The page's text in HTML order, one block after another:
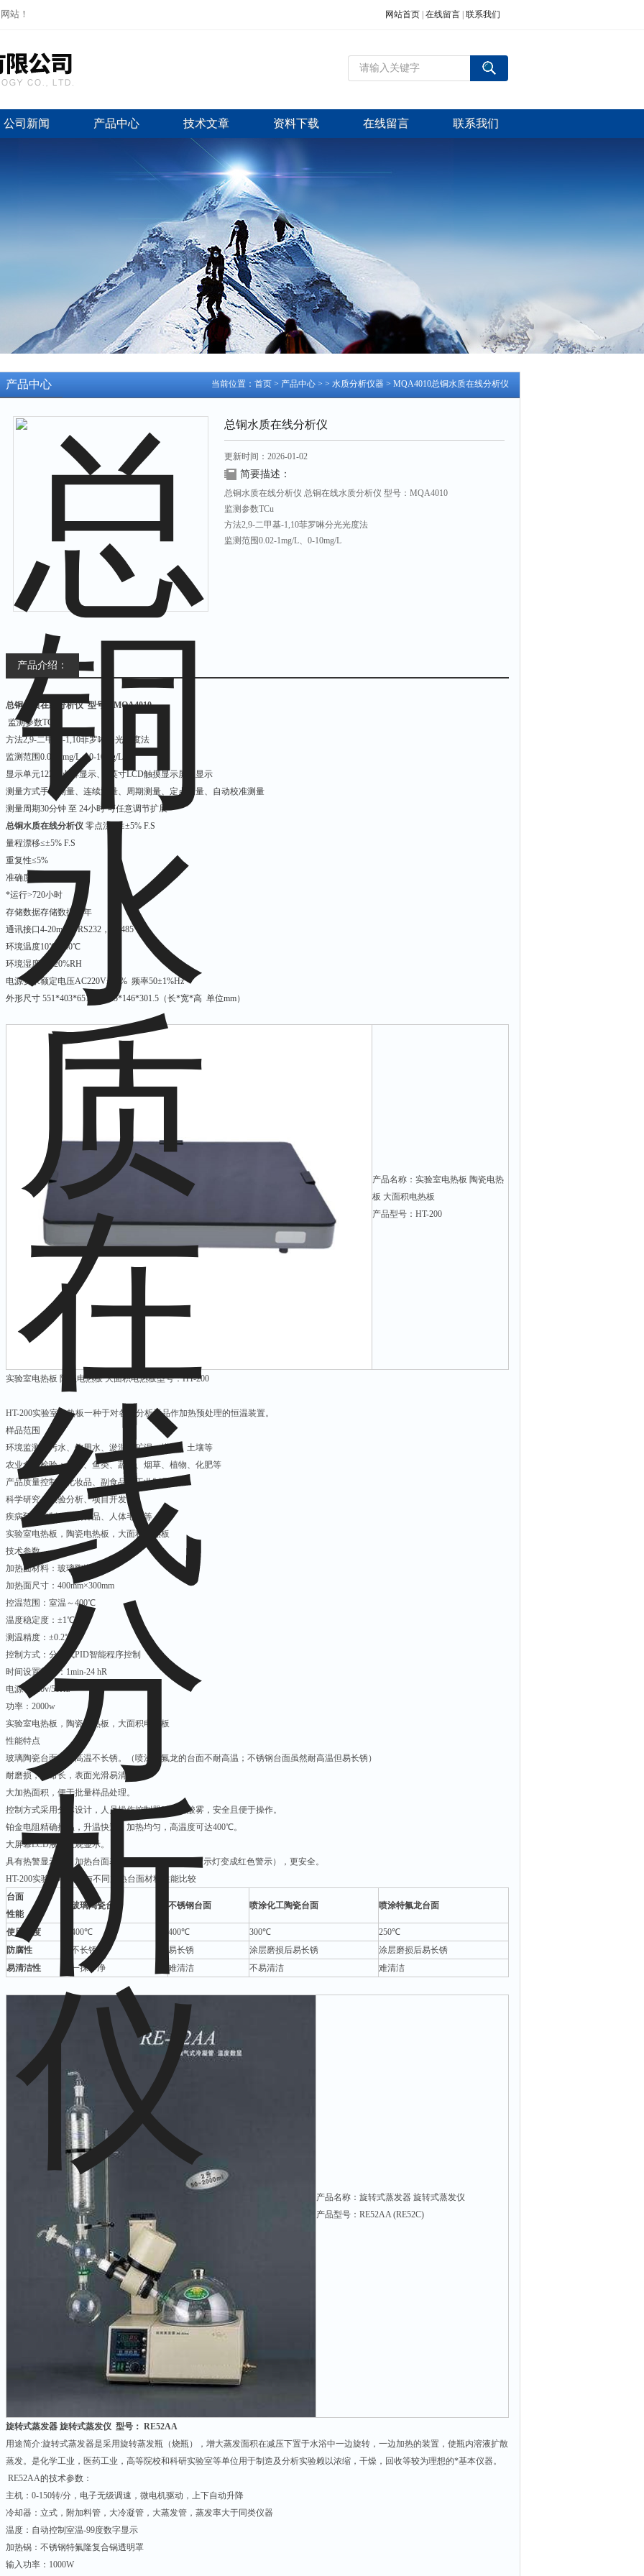
站！ 网站首页 在线留言 联系我们
公司新闻 产品中心 技术文章 资料下载 在线留言 联系我们
当前位置： 首页 > 产品中心 > > 水质分析仪器 > MQA4010总铜水质在线分析仪
产品中心
总铜水质在线分析仪
更新时间：2026-01-02
简要描述：
总铜水质在线分析仪 总铜在线水质分析仪 型号：MQA4010
监测参数TCu
方法2,9-二甲基-1,10菲罗啉分光光度法
监测范围0.02-1mg/L、0-10mg/L
产品介绍：
总铜水质在线分析仪 型号：MQA4010
监测参数TCu
方法2,9-二甲基-1,10菲罗啉分光光度法
监测范围0.02-1mg/L、0-10mg/L
显示单元12232点阵显示、7英寸LCD触摸显示屏双显示
测量方式手动测量、连续测量、周期测量、定点测量、自动校准测量
测量周期30分钟 至 24小时 可任意调节扩展
总铜水质在线分析仪 零点漂移≤±5% F.S
量程漂移≤±5% F.S
重复性≤5%
准确度≤±5%
*运行>720小时
存储数据存储数据五年
通讯接口4-20mA，RS232，RS485
环境温度10℃ - 40℃
环境湿度85±20%RH
电源要求额定电压AC220V±10% 频率50±1%Hz
外形尺寸 551*403*651或478.5*146*301.5（长*宽*高 单位mm）
产品名称：实验室电热板 陶瓷电热
板 大面积电热板
产品型号：HT-200
实验室电热板 陶瓷电热板 大面积电热板型号：HT-200
HT-200实验室电热板一种于对各类分析样品作加热预处理的恒温装置。
样品范围
环境监测：污水、饮用水、淤泥、矿泥、排污、土壤等
农业食品检验：奶粉、鱼类、蔬菜、烟草、植物、化肥等
产品质量控制：化妆品、副食品、工业制品等
科学研究：实验分析、项目开发等
疾病预防控制：生物样品、人体毛发等
实验室电热板，陶瓷电热板，大面积电热板
技术参数
加热面材料：玻璃陶瓷
加热面尺寸：400mm×300mm
控温范围：室温～400℃
温度稳定度：±1℃
测温精度：±0.2℃
控制方式：分体式PID智能程序控制
时间设置范围：1min-24 hR
电源：220v/50Hz
功率：2000w
实验室电热板，陶瓷电热板，大面积电热板
性能特点
玻璃陶瓷台面，耐高温不长锈。（喷涂特氟龙的台面不耐高温；不锈钢台面虽然耐高温但易长锈）
耐磨损，寿命长，表面光滑易清洁。
大加热面积，便于批量样品处理。
控制方式采用分体设计，人员操作控制器时远离酸雾，安全且便于操作。
铂金电阻精确控温，升温快速、加热均匀，高温度可达400℃。
大屏幕LCD液晶直观显示。
具有热警显示，（加热台面表面温度过50℃时，大警示灯变成红色警示），更安全。
HT-200实验室电热板与不同加热台面材料性能比较
台面
性能
玻璃陶瓷台面 不锈钢台面 喷涂化工陶瓷台面 喷涂特氟龙台面
使用温度 400℃ 400℃ 300℃
250℃
防腐性
不长锈 易长锈 涂层磨损后易长锈
涂层磨损后易长锈
易清洁性
一抹即净 难清洁 不易清洁 难清洁
产品名称：旋转式蒸发器 旋转式蒸发仪
产品型号：RE52AA (RE52C)
旋转式蒸发器 旋转式蒸发仪 型号： RE52AA
用途简介:旋转式蒸发器是采用旋转蒸发瓶（烧瓶），增大蒸发面积在减压下置于水浴中一边旋转，一边加热的装置，使瓶内溶液扩散
蒸发。是化学工业，医药工业，高等院校和科研实验室等单位用于制造及分析实验赖以浓缩，干燥，回收等较为理想的*基本仪器。
RE52AA的技术参数：
主机：0-150转/分，电子无级调速，微电机驱动，上下自动升降
冷却器：立式，附加料管，大冷凝管，大蒸发管，蒸发率大于同类仪器
温度：自动控制室温-99度数字显示
加热锅：不锈钢特氟隆复合锅透明罩
输入功率：1000W